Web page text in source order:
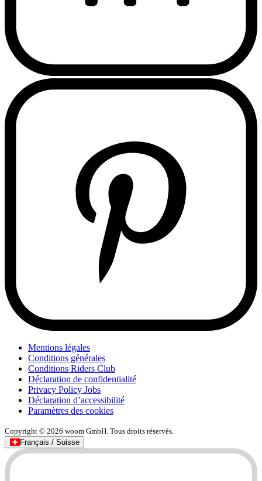
Mentions légales
Conditions générales
Conditions Riders Club
Déclaration de confidentialité
Privacy Policy Jobs
Déclaration d’accessibilité
Paramètres des cookies
Copyright © 2026 woom GmbH. Tous droits réservés.
Français / Suisse